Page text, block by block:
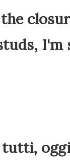
the
I'm
tutti,